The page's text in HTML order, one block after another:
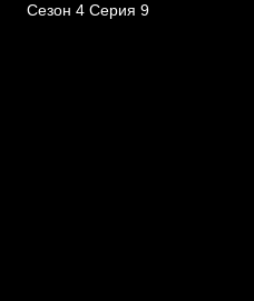
Сезон 4 Серия 9